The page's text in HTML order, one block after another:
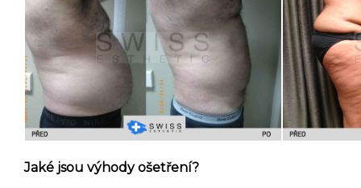
Jaké jsou výhody ošetření?